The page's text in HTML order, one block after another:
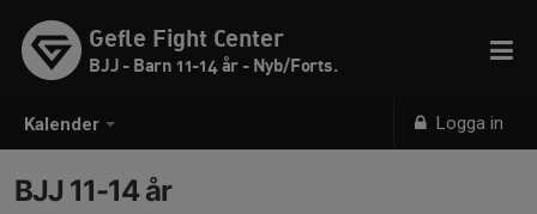
Kalender Logga in
Gefle Fight Center
BJJ - Barn 11-14 år - Nyb/Forts.
BJJ 11-14 år